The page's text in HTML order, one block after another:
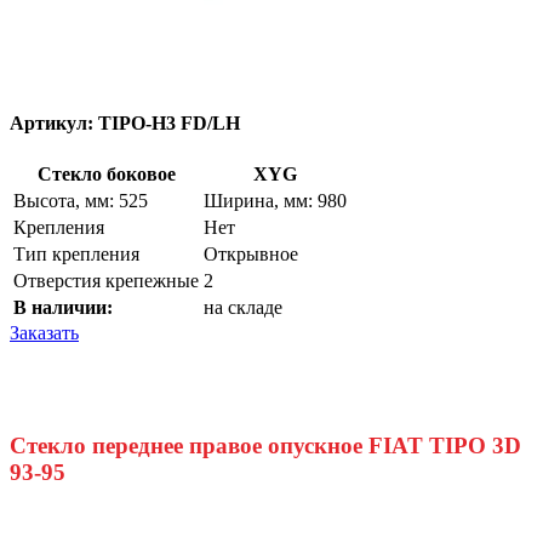
Артикул: TIPO-H3 FD/LH
Стекло боковое
XYG
Высота, мм: 525
Ширина, мм: 980
Крепления
Нет
Тип крепления
Открывное
Отверстия крепежные 2
В наличии:
на складе
Заказать
Стекло переднее правое опускное FIAT TIPO 3D
93-95